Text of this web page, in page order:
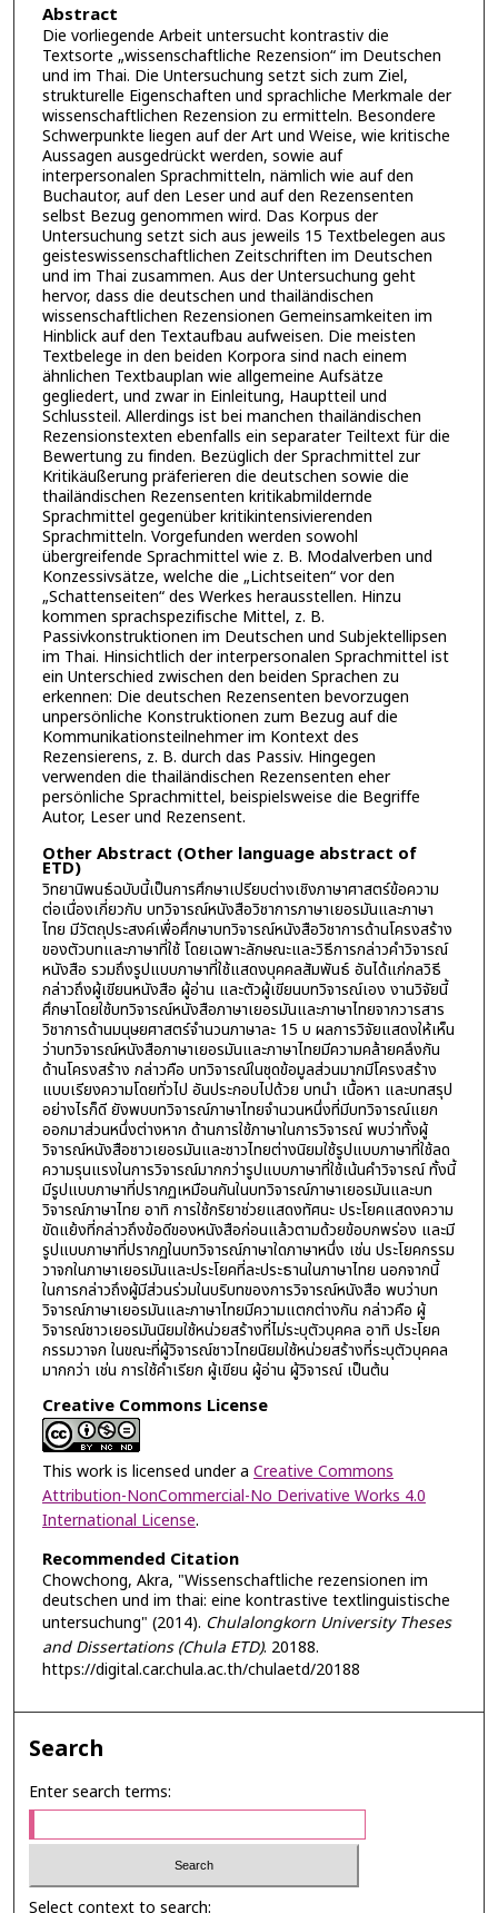
Abstract
Die vorliegende Arbeit untersucht kontrastiv die
Textsorte „wissenschaftliche Rezension“ im Deutschen
und im Thai. Die Untersuchung setzt sich zum Ziel,
strukturelle Eigenschaften und sprachliche Merkmale der
wissenschaftlichen Rezension zu ermitteln. Besondere
Schwerpunkte liegen auf der Art und Weise, wie kritische
Aussagen ausgedrückt werden, sowie auf
interpersonalen Sprachmitteln, nämlich wie auf den
Buchautor, auf den Leser und auf den Rezensenten
selbst Bezug genommen wird. Das Korpus der
Untersuchung setzt sich aus jeweils 15 Textbelegen aus
geisteswissenschaftlichen Zeitschriften im Deutschen
und im Thai zusammen. Aus der Untersuchung geht
hervor, dass die deutschen und thailändischen
wissenschaftlichen Rezensionen Gemeinsamkeiten im
Hinblick auf den Textaufbau aufweisen. Die meisten
Textbelege in den beiden Korpora sind nach einem
ähnlichen Textbauplan wie allgemeine Aufsätze
gegliedert, und zwar in Einleitung, Hauptteil und
Schlussteil. Allerdings ist bei manchen thailändischen
Rezensionstexten ebenfalls ein separater Teiltext für die
Bewertung zu finden. Bezüglich der Sprachmittel zur
Kritikäußerung präferieren die deutschen sowie die
thailändischen Rezensenten kritikabmildernde
Sprachmittel gegenüber kritikintensivierenden
Sprachmitteln. Vorgefunden werden sowohl
übergreifende Sprachmittel wie z. B. Modalverben und
Konzessivsätze, welche die „Lichtseiten“ vor den
„Schattenseiten“ des Werkes herausstellen. Hinzu
kommen sprachspezifische Mittel, z. B.
Passivkonstruktionen im Deutschen und Subjektellipsen
im Thai. Hinsichtlich der interpersonalen Sprachmittel ist
ein Unterschied zwischen den beiden Sprachen zu
erkennen: Die deutschen Rezensenten bevorzugen
unpersönliche Konstruktionen zum Bezug auf die
Kommunikationsteilnehmer im Kontext des
Rezensierens, z. B. durch das Passiv. Hingegen
verwenden die thailändischen Rezensenten eher
persönliche Sprachmittel, beispielsweise die Begriffe
Autor, Leser und Rezensent.
Other Abstract (Other language abstract of
ETD)
วิทยานิพนธ์ฉบับนี้เป็นการศึกษาเปรียบต่างเชิงภาษาศาสตร์ข้อความ
ต่อเนื่องเกี่ยวกับ บทวิจารณ์หนังสือวิชาการภาษาเยอรมันและภาษา
ไทย มีวัตถุประสงค์เพื่อศึกษาบทวิจารณ์หนังสือวิชาการด้านโครงสร้าง
ของตัวบทและภาษาที่ใช้ โดยเฉพาะลักษณะและวิธีการกล่าวคำวิจารณ์
หนังสือ รวมถึงรูปแบบภาษาที่ใช้แสดงบุคคลสัมพันธ์ อันได้แก่กลวิธี
กล่าวถึงผู้เขียนหนังสือ ผู้อ่าน และตัวผู้เขียนบทวิจารณ์เอง งานวิจัยนี้
ศึกษาโดยใช้บทวิจารณ์หนังสือภาษาเยอรมันและภาษาไทยจากวารสาร
วิชาการด้านมนุษยศาสตร์จำนวนภาษาละ 15 บ ผลการวิจัยแสดงให้เห็น
ว่าบทวิจารณ์หนังสือภาษาเยอรมันและภาษาไทยมีความคล้ายคลึงกัน
ด้านโครงสร้าง กล่าวคือ บทวิจารณ์ในชุดข้อมูลส่วนมากมีโครงสร้าง
แบบเรียงความโดยทั่วไป อันประกอบไปด้วย บทนำ เนื้อหา และบทสรุป
อย่างไรก็ดี ยังพบบทวิจารณ์ภาษาไทยจำนวนหนึ่งที่มีบทวิจารณ์แยก
ออกมาส่วนหนึ่งต่างหาก ด้านการใช้ภาษาในการวิจารณ์ พบว่าทั้งผู้
วิจารณ์หนังสือชาวเยอรมันและชาวไทยต่างนิยมใช้รูปแบบภาษาที่ใช้ลด
ความรุนแรงในการวิจารณ์มากกว่ารูปแบบภาษาที่ใช้เน้นคำวิจารณ์ ทั้งนี้
มีรูปแบบภาษาที่ปรากฏเหมือนกันในบทวิจารณ์ภาษาเยอรมันและบท
วิจารณ์ภาษาไทย อาทิ การใช้กริยาช่วยแสดงทัศนะ ประโยคแสดงความ
ขัดแย้งที่กล่าวถึงข้อดีของหนังสือก่อนแล้วตามด้วยข้อบกพร่อง และมี
รูปแบบภาษาที่ปรากฏในบทวิจารณ์ภาษาใดภาษาหนึ่ง เช่น ประโยคกรรม
วาจกในภาษาเยอรมันและประโยคที่ละประธานในภาษาไทย นอกจากนี้
ในการกล่าวถึงผู้มีส่วนร่วมในบริบทของการวิจารณ์หนังสือ พบว่าบท
วิจารณ์ภาษาเยอรมันและภาษาไทยมีความแตกต่างกัน กล่าวคือ ผู้
วิจารณ์ชาวเยอรมันนิยมใช้หน่วยสร้างที่ไม่ระบุตัวบุคคล อาทิ ประโยค
กรรมวาจก ในขณะที่ผู้วิจารณ์ชาวไทยนิยมใช้หน่วยสร้างที่ระบุตัวบุคคล
มากกว่า เช่น การใช้คำเรียก ผู้เขียน ผู้อ่าน ผู้วิจารณ์ เป็นต้น
Creative Commons License
This work is licensed under a Creative Commons
Attribution-NonCommercial-No Derivative Works 4.0
International License.
Recommended Citation
Chowchong, Akra, "Wissenschaftliche rezensionen im
deutschen und im thai: eine kontrastive textlinguistische
untersuchung" (2014). Chulalongkorn University Theses
and Dissertations (Chula ETD). 20188.
https://digital.car.chula.ac.th/chulaetd/20188
Search
Enter search terms:
Select context to search: